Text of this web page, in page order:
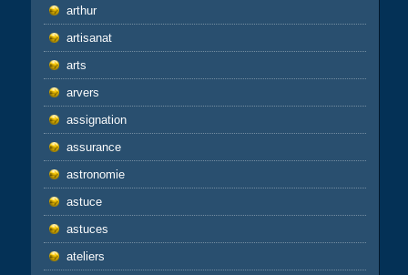
arthur
artisanat
arts
arvers
assignation
assurance
astronomie
astuce
astuces
ateliers